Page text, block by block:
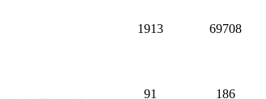
1913 69708
91 186